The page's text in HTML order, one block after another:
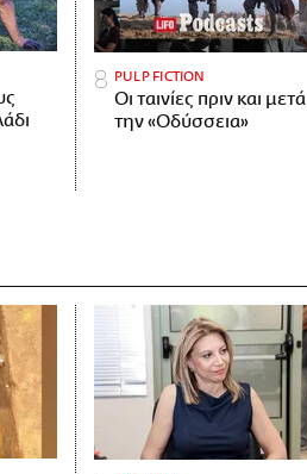
PULP FICTION
Οι ταινίες πριν και μετά
την «Οδύσσεια»